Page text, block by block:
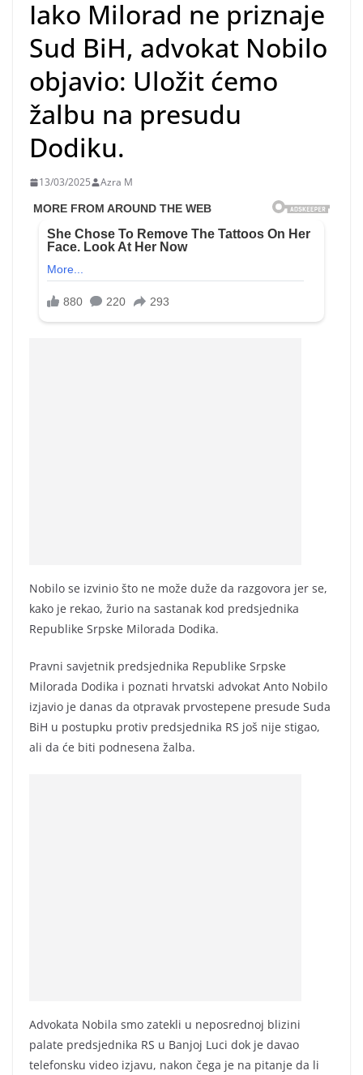
Iako Milorad ne priznaje
Sud BiH, advokat Nobilo
objavio: Uložit ćemo
žalbu na presudu
Dodiku.
13/03/2025 Azra M
Nobilo se izvinio što ne može duže da razgovora jer se,
kako je rekao, žurio na sastanak kod predsjednika
Republike Srpske Milorada Dodika.
Pravni savjetnik predsjednika Republike Srpske
Milorada Dodika i poznati hrvatski advokat Anto Nobilo
izjavio je danas da otpravak prvostepene presude Suda
BiH u postupku protiv predsjednika RS još nije stigao,
ali da će biti podnesena žalba.
Advokata Nobila smo zatekli u neposrednoj blizini
palate predsjednika RS u Banjoj Luci dok je davao
telefonsku video izjavu, nakon čega je na pitanje da li